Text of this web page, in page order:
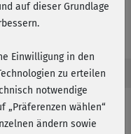
auf dieser Grundlage
Einwilligung in den
zu erteilen
notwendige
„Präferenzen wählen“
ändern sowie